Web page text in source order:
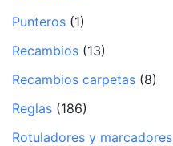
Punteros (1)
Recambios (13)
Recambios carpetas (8)
Reglas (186)
Rotuladores y marcadores